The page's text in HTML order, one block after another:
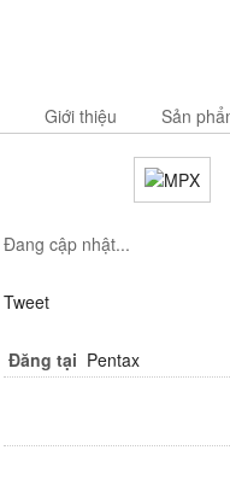
Giới thiệu Sản
Đang cập nhật...
Tweet
Đăng tại Pentax